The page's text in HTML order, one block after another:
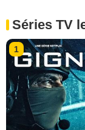
Séries TV
1